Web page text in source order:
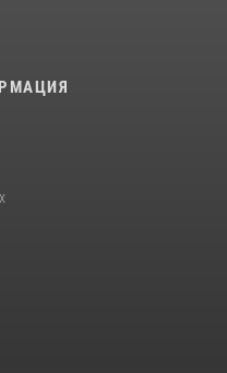
летнего лагеря
медицине
сотрудников